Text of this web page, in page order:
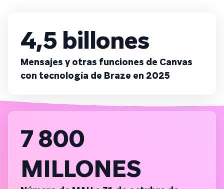
4,5 billones
Mensajes y otras funciones de Canvas
con tecnología de Braze en 2025
7 800
MILLONES